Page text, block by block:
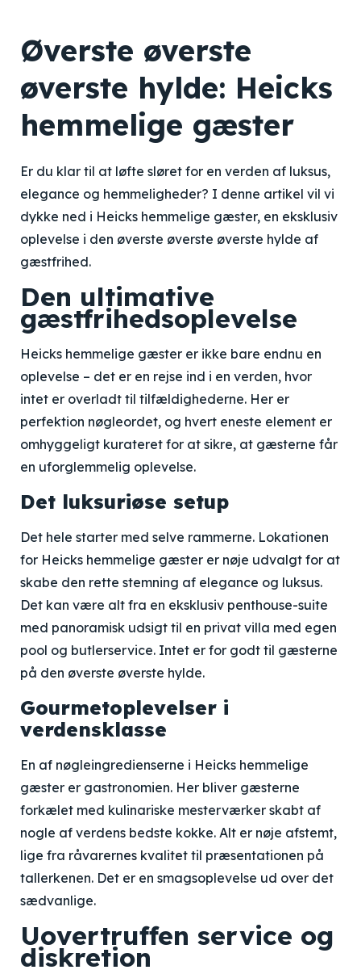
Øverste øverste
øverste hylde: Heicks
hemmelige gæster
Er du klar til at løfte sløret for en verden af luksus,
elegance og hemmeligheder? I denne artikel vil vi
dykke ned i Heicks hemmelige gæster, en eksklusiv
oplevelse i den øverste øverste øverste hylde af
gæstfrihed.
Den ultimative
gæstfrihedsoplevelse
Heicks hemmelige gæster er ikke bare endnu en
oplevelse – det er en rejse ind i en verden, hvor
intet er overladt til tilfældighederne. Her er
perfektion nøgleordet, og hvert eneste element er
omhyggeligt kurateret for at sikre, at gæsterne får
en uforglemmelig oplevelse.
Det luksuriøse setup
Det hele starter med selve rammerne. Lokationen
for Heicks hemmelige gæster er nøje udvalgt for at
skabe den rette stemning af elegance og luksus.
Det kan være alt fra en eksklusiv penthouse-suite
med panoramisk udsigt til en privat villa med egen
pool og butlerservice. Intet er for godt til gæsterne
på den øverste øverste hylde.
Gourmetoplevelser i
verdensklasse
En af nøgleingredienserne i Heicks hemmelige
gæster er gastronomien. Her bliver gæsterne
forkælet med kulinariske mesterværker skabt af
nogle af verdens bedste kokke. Alt er nøje afstemt,
lige fra råvarernes kvalitet til præsentationen på
tallerkenen. Det er en smagsoplevelse ud over det
sædvanlige.
Uovertruffen service og
diskretion